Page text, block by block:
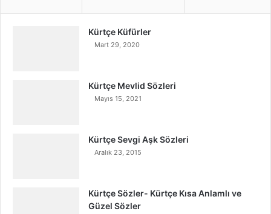
Kürtçe Küfürler
Mart 29, 2020
Kürtçe Mevlid Sözleri
Mayıs 15, 2021
Kürtçe Sevgi Aşk Sözleri
Aralık 23, 2015
Kürtçe Sözler- Kürtçe Kısa Anlamlı ve
Güzel Sözler